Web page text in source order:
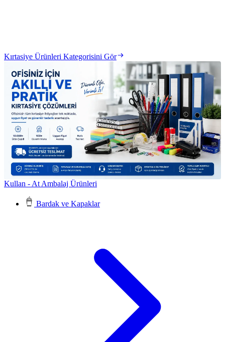
Kırtasiye Ürünleri Kategorisini Gör
Kullan - At Ambalaj Ürünleri
Bardak ve Kapaklar